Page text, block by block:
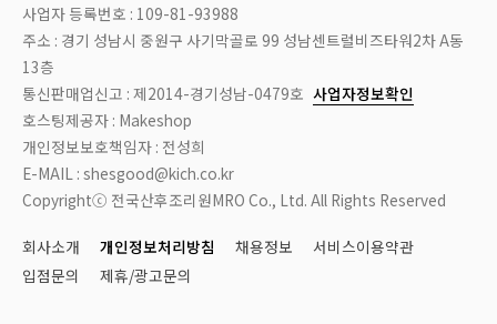
사업자 등록번호 : 109-81-93988
주소 : 경기 성남시 중원구 사기막골로 99 성남센트럴비즈타워2차 A동
13층
통신판매업신고 : 제2014-경기성남-0479호 사업자정보확인
호스팅제공자 : Makeshop
개인정보보호책임자 : 전성희
E-MAIL : shesgood@kich.co.kr
Copyrightⓒ 전국산후조리원MRO Co., Ltd. All Rights Reserved
회사소개 개인정보처리방침 채용정보
서비스이용약관
입점문의
제휴/광고문의